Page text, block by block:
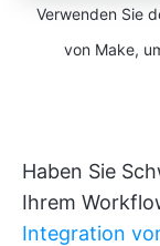
Verwenden Sie
von Make,
Haben Sie
Ihrem
Integration